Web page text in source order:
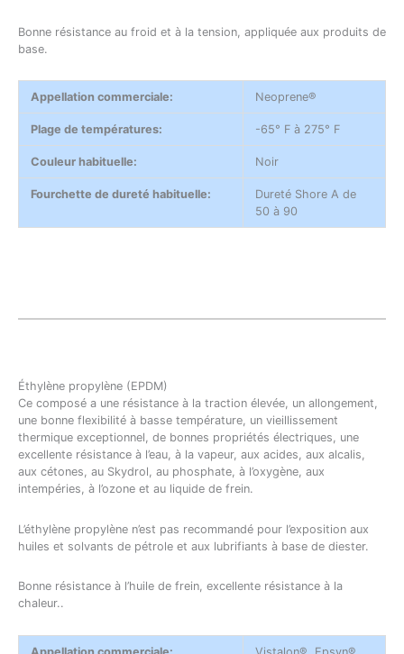
Bonne résistance au froid et à la tension, appliquée aux produits de
base.
Appellation commerciale: Neoprene®
Plage de températures: -65° F à 275° F
Couleur habituelle: Noir
Fourchette de dureté habituelle:
Dureté Shore A de
50 à 90
Éthylène propylène (EPDM)
Ce composé a une résistance à la traction élevée, un allongement,
une bonne flexibilité à basse température, un vieillissement
thermique exceptionnel, de bonnes propriétés électriques, une
excellente résistance à l’eau, à la vapeur, aux acides, aux alcalis,
aux cétones, au Skydrol, au phosphate, à l’oxygène, aux
intempéries, à l’ozone et au liquide de frein.
L’éthylène propylène n’est pas recommandé pour l’exposition aux
huiles et solvants de pétrole et aux lubrifiants à base de diester.
Bonne résistance à l’huile de frein, excellente résistance à la
chaleur..